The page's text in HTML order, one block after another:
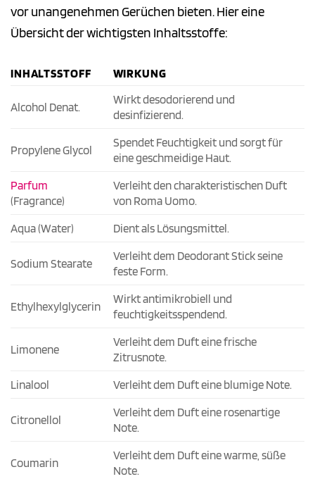
vor unangenehmen Gerüchen bieten. Hier eine
Übersicht der wichtigsten Inhaltsstoffe:
INHALTSSTOFF WIRKUNG
Alcohol Denat.
Wirkt desodorierend und
desinfizierend.
Propylene Glycol
Spendet Feuchtigkeit und sorgt für
eine geschmeidige Haut.
Parfum
(Fragrance)
Verleiht den charakteristischen Duft
von Roma Uomo.
Aqua (Water)
Dient als Lösungsmittel.
Sodium Stearate
Verleiht dem Deodorant Stick seine
feste Form.
Ethylhexylglycerin
Wirkt antimikrobiell und
feuchtigkeitsspendend.
Limonene
Verleiht dem Duft eine frische
Zitrusnote.
Linalool
Verleiht dem Duft eine blumige Note.
Citronellol
Verleiht dem Duft eine rosenartige
Note.
Coumarin
Verleiht dem Duft eine warme, süße
Note.